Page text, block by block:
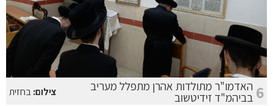
6 האדמו"ר מתולדות אהרן מתפלל מעריב
בביהמ"ד זידיטשוב צילום:בחזית